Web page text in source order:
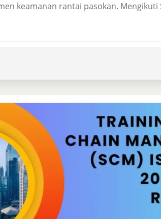
keamanan rantai pasokan. Mengikuti